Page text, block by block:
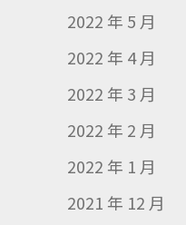
2022 年 5 月
2022 年 4 月
2022 年 3 月
2022 年 2 月
2022 年 1 月
2021 年 12 月